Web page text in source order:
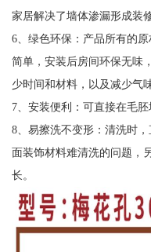
家居解决了墙体渗漏形成装
6、绿色环保：产品所有的
简单，安装后房间环保无味
少时间和材料，以及减少气
7、安装便利：可直接在毛
8、易擦洗不变形：清洗时
面装饰材料难清洗的问题，
长。